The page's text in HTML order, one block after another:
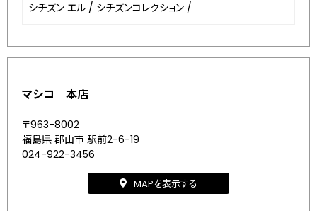
シチズン エル / シチズンコレクション /
マシコ 本店
〒963-8002
福島県 郡山市 駅前2-6-19
024-922-3456
MAPを表示する